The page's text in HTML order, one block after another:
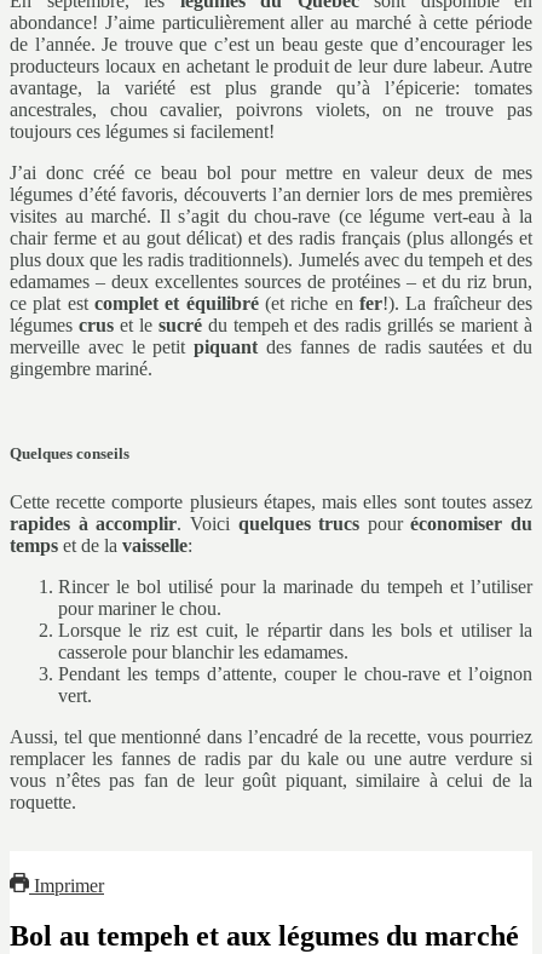
abondance! J’aime particulièrement aller au marché à cette période
de l’année. Je trouve que c’est un beau geste que d’encourager les
producteurs locaux en achetant le produit de leur dure labeur. Autre
avantage, la variété est plus grande qu’à l’épicerie: tomates
ancestrales, chou cavalier, poivrons violets, on ne trouve pas
toujours ces légumes si facilement!
J’ai donc créé ce beau bol pour mettre en valeur deux de mes
légumes d’été favoris, découverts l’an dernier lors de mes premières
visites au marché. Il s’agit du chou-rave (ce légume vert-eau à la
chair ferme et au gout délicat) et des radis français (plus allongés et
plus doux que les radis traditionnels). Jumelés avec du tempeh et des
edamames – deux excellentes sources de protéines – et du riz brun,
ce plat est complet et équilibré (et riche en fer!). La fraîcheur des
légumes cruset le sucrédu tempeh et des radis grillés se marient à
merveille avec le petitpiquant des fannes de radis sautées et du
gingembre mariné.
Quelques conseils
Cette recette comporte plusieurs étapes, mais elles sont toutes assez
rapides à accomplir. Voici quelques trucs pouréconomiser du
temps et de la vaisselle:
Rincer le bol utilisé pour la marinade du tempeh et l’utiliser
pour mariner le chou.
Lorsque le riz est cuit, le répartir dans les bols et utiliser la
casserole pour blanchir les edamames.
Pendant les temps d’attente, couper le chou-rave et l’oignon
vert.
Aussi, tel que mentionné dans l’encadré de la recette, vous pourriez
remplacer les fannes de radis par du kale ou une autre verdure si
vous n’êtes pas fan de leur goût piquant, similaire à celui de la
roquette.
Imprimer
Bol au tempeh et aux légumes du marché